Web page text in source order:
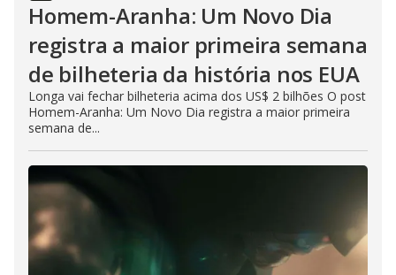
Homem-Aranha: Um Novo Dia
registra a maior primeira semana
de bilheteria da história nos EUA
Longa vai fechar bilheteria acima dos US$ 2 bilhões O post
Homem-Aranha: Um Novo Dia registra a maior primeira
semana de...